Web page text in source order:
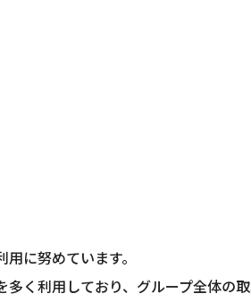
に努めています。
く利用しており、グループ全体の